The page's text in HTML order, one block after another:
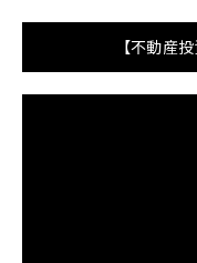
【不動産